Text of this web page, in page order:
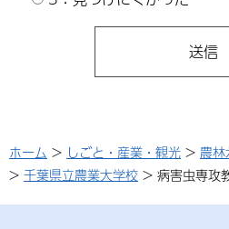
ホーム > しごと・産業・観光 > 農
> 千葉県立農業大学校 > 病害虫専攻